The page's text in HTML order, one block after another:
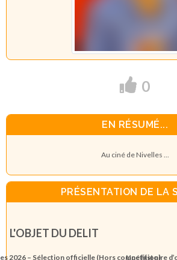
0
EN RÉSUMÉ...
Au ciné de Nivelles ...
PRÉSENTATION DE LA
L'OBJET DU DELIT
2026 – Sélection officielle (Hors compétition)
Une histoire